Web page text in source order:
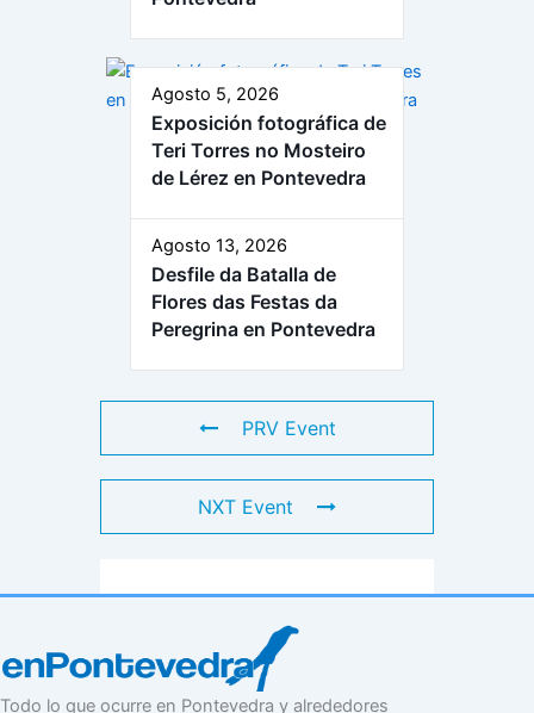
Agosto 5, 2026
Exposición fotográfica de
Teri Torres no Mosteiro
de Lérez en Pontevedra
Agosto 13, 2026
Desfile da Batalla de
Flores das Festas da
Peregrina en Pontevedra
PRV Event
NXT Event
Todo lo que ocurre en Pontevedra y alrededores